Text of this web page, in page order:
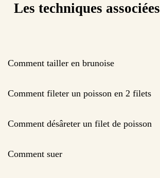
Les techniques associées
Comment tailler en brunoise
Comment fileter un poisson en 2 filets
Comment désâreter un filet de poisson
Comment suer